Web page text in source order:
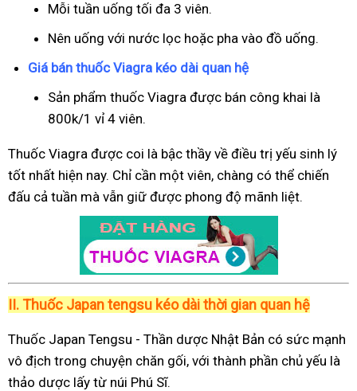
Mỗi tuần uống tối đa 3 viên.
Nên uống với nước lọc hoặc pha vào đồ uống.
Giá bán thuốc Viagra kéo dài quan hệ
Sản phẩm thuốc Viagra được bán công khai là
800k/1 vỉ 4 viên.
Thuốc Viagra được coi là bậc thầy về điều trị yếu sinh lý
tốt nhất hiện nay. Chỉ cần một viên, chàng có thể chiến
đấu cả tuần mà vẫn giữ được phong độ mãnh liệt.
II. Thuốc Japan tengsu kéo dài thời gian quan hệ
Thuốc Japan Tengsu - Thần dược Nhật Bản có sức mạnh
vô địch trong chuyện chăn gối, với thành phần chủ yếu là
thảo dược lấy từ núi Phú Sĩ.